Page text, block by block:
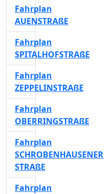
Fahrplan
AUENSTRAßE
Fahrplan
SPITALHOFSTRAßE
Fahrplan
ZEPPELINSTRAßE
Fahrplan
OBERRINGSTRAßE
Fahrplan
SCHROBENHAUSENER
STRAßE
Fahrplan